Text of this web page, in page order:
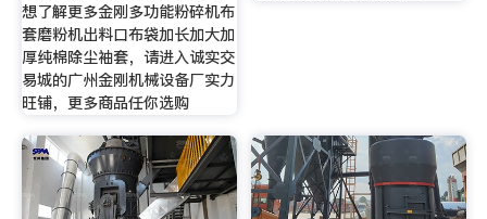
想了解更多金刚多功能粉碎机布
套磨粉机出料口布袋加长加大加
厚纯棉除尘袖套，请进入诚实交
易城的广州金刚机械设备厂实力
旺铺，更多商品任你选购